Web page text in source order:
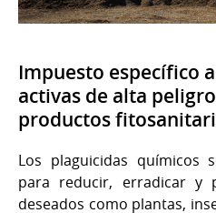
Impuesto específico
activas de alta
productos
Los plaguicidas químicos
para reducir, erradicar y
deseados como plantas,